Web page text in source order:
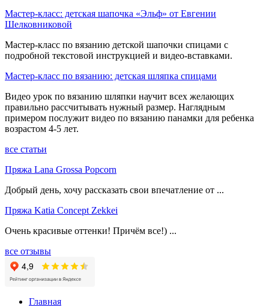
Мастер-класс: детская шапочка «Эльф» от Евгении
Шелковниковой
Мастер-класс по вязанию детской шапочки спицами с
подробной текстовой инструкцией и видео-вставками.
Мастер-класс по вязанию: детская шляпка спицами
Видео урок по вязанию шляпки научит всех желающих
правильно рассчитывать нужный размер. Наглядным
примером послужит видео по вязанию панамки для ребенка
возрастом 4-5 лет.
все статьи
Пряжа Lana Grossa Popcorn
Добрый день, хочу рассказать свои впечатление от ...
Пряжа Katia Concept Zekkei
Очень красивые оттенки! Причём все!) ...
все отзывы
Главная